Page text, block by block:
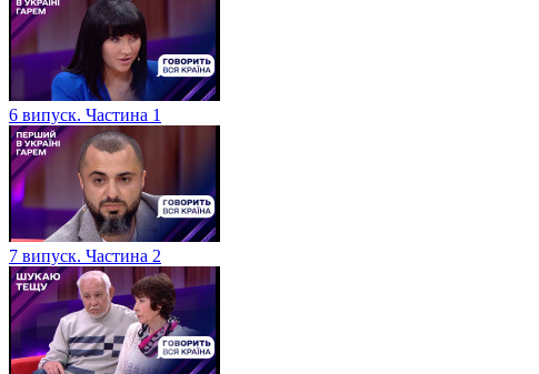
6 випуск. Частина 1
7 випуск. Частина 2